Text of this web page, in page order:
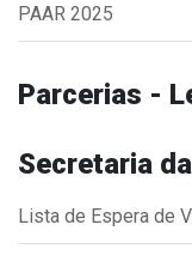
Outros
Downloads
Contato
PAAR 2025
Parcerias -
Secretaria
Lista de Espera de